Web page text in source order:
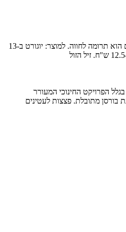
הוא תרומה לחווה. למוצר: יוגורט ב-13
- ש"ח. זיל הזול
בגלל הפרויקט החינוכי המעורר
בורסן מתובלת. פצצות לעטינים